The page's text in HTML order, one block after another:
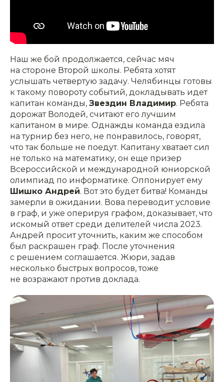
Наш же бой продолжается, сейчас мяч
на стороне Второй школы. Ребята хотят
услышать четвертую задачу. Челябинцы готовы
к такому повороту событий, докладывать идет
капитан команды, Звездин Владимир. Ребята
дорожат Володей, считают его лучшим
капитаном в мире. Однажды команда ездила
на турнир без него, не понравилось, говорят,
что так больше не поедут. Капитану хватает сил
не только на математику, он еще призер
Всероссийской и международной юниорской
олимпиад по информатике. Оппонирует ему
Шишко Андрей. Вот это будет битва! Команды
замерли в ожидании. Вова переводит условие
в граф, и уже оперируя графом, доказывает, что
искомый ответ среди делителей числа 2023.
Андрей просит уточнить, каким же способом
был раскрашен граф. После уточнения
с решением соглашается. Жюри, задав
несколько быстрых вопросов, тоже
не возражают против доклада.